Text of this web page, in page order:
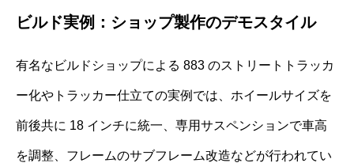
ビルド実例：ショップ製作のデモスタイル
有名なビルドショップによる 883 のストリートトラッカ
ー化やトラッカー仕立ての実例では、ホイールサイズを
前後共に 18 インチに統一、専用サスペンションで車高
を調整、フレームのサブフレーム改造などが行われてい